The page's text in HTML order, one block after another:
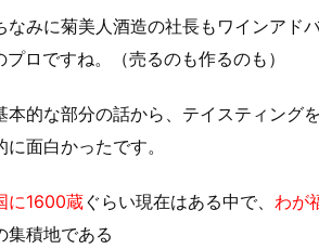
なみに菊美人酒造の社長もワインアド
ロですね。（売るのも作るのも）
本的な部分の話から、テイスティング
に面白かったです。
に1600蔵ぐらい現在はある中で、 わが
集積地である